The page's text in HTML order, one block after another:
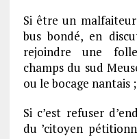
Si être un
bus bondé, en
rejoindre une
champs du sud
ou le bocage nantais ;
Si c’est refuser
du ’citoyen